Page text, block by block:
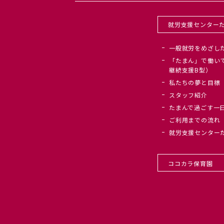
就労支援センター
一般就労をめざし
「たまん」で働
継続支援B型）
私たちの夢と目標
スタッフ紹介
たまんで過ごす一
ご利用までの流れ
就労支援センター
ココカラ保育園